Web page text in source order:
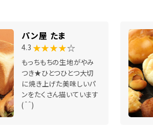
パン屋 たま
4.3 ★★★★☆
もっちもちの生地がやみ
つき★ひとつひとつ大切
に焼き上げた美味しいパ
ンをたくさん描いています
(＾＾)